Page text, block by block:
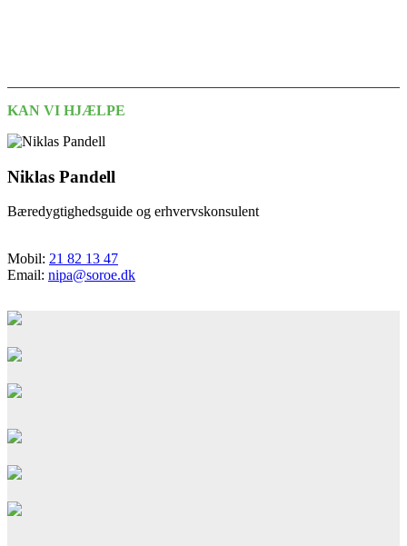
KAN VI HJÆLPE
Niklas Pandell
Bæredygtighedsguide og erhvervskonsulent
Mobil: 21 82 13 47
Email: nipa@soroe.dk